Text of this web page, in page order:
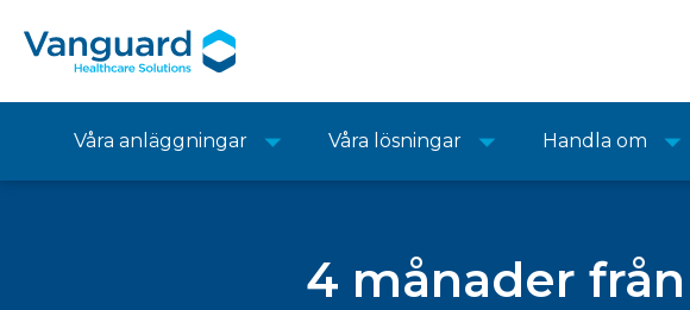
Våra anläggningar Våra lösningar Handla om
4 månader